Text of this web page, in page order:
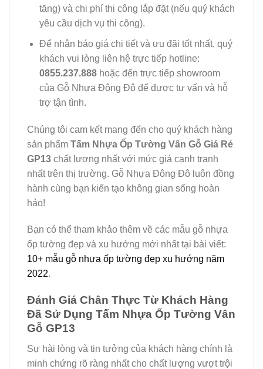
tăng) và chi phí thi công lắp đặt (nếu quý khách
yêu cầu dịch vụ thi công).
Để nhận báo giá chi tiết và ưu đãi tốt nhất, quý
khách vui lòng liên hệ trực tiếp hotline:
0855.237.888hoặc đến trực tiếp showroom
của Gỗ Nhựa Đông Đô để được tư vấn và hỗ
trợ tận tình.
Chúng tôi cam kết mang đến cho quý khách hàng
sản phẩm Tấm Nhựa Ốp Tường Vân Gỗ Giá Rẻ
GP13 chất lượng nhất với mức giá cạnh tranh
nhất trên thị trường. Gỗ Nhựa Đông Đô luôn đồng
hành cùng bạn kiến tạo không gian sống hoàn
hảo!
Bạn có thể tham khảo thêm về các mẫu gỗ nhựa
ốp tường đẹp và xu hướng mới nhất tại bài viết:
10+ mẫu gỗ nhựa ốp tường đẹp xu hướng năm
2022.
Đánh Giá Chân Thực Từ Khách Hàng
Đã Sử Dụng Tấm Nhựa Ốp Tường Vân
Gỗ GP13
Sự hài lòng và tin tưởng của khách hàng chính là
minh chứng rõ ràng nhất cho chất lượng vượt trội